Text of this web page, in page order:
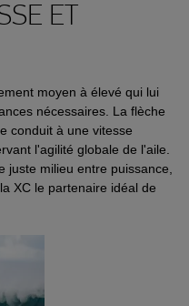
ET
moyen à élevé qui lui
nécessaires. La flèche
conduit à une vitesse
l'agilité globale de l'aile.
juste milieu entre puissance,
XC le partenaire idéal de